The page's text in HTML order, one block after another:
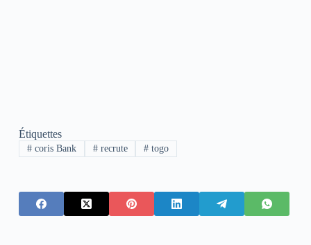
Étiquettes
#coris Bank #recrute # togo